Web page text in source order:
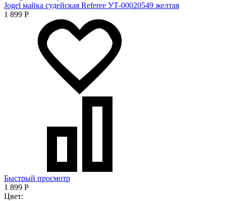
Jogel майка судейская Referee УТ-00020549 желтая
1 899 Р
Быстрый просмотр
1 899 Р
Цвет: